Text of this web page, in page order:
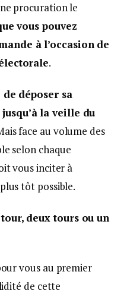
procuration le
vous pouvez
à l’occasion de
.
déposer sa
la veille du
face au volume des
selon chaque
vous inciter à
tôt possible.
deux tours ou un
vous au premier
de cette